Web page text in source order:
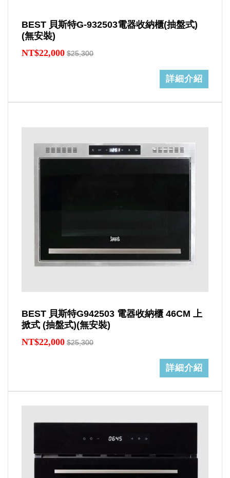
BEST 貝斯特G-932503電器收納櫃(抽盤式)
(無安裝)
NT$22,000 $25,300
詳細介紹
BEST 貝斯特G942503 電器收納櫃 46CM 上
掀式 (抽盤式)(無安裝)
NT$22,000 $25,300
詳細介紹